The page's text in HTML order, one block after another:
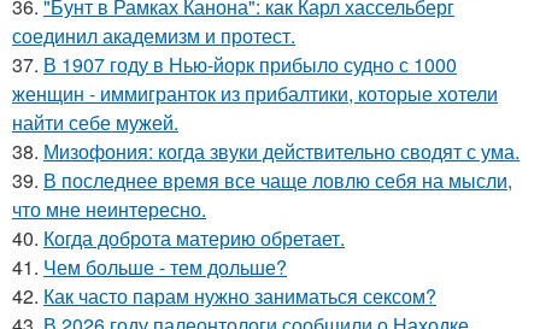
36. "Бунт в Рамках Канона": как Карл хассельберг
соединил академизм и протест.
37. В 1907 году в Нью-йорк прибыло судно с 1000
женщин - иммигранток из прибалтики, которые хотели
найти себе мужей.
38. Мизофония: когда звуки действительно сводят с ума.
39. В последнее время все чаще ловлю себя на мысли,
что мне неинтересно.
40. Когда доброта материю обретает.
41. Чем больше - тем дольше?
42. Как часто парам нужно заниматься сексом?